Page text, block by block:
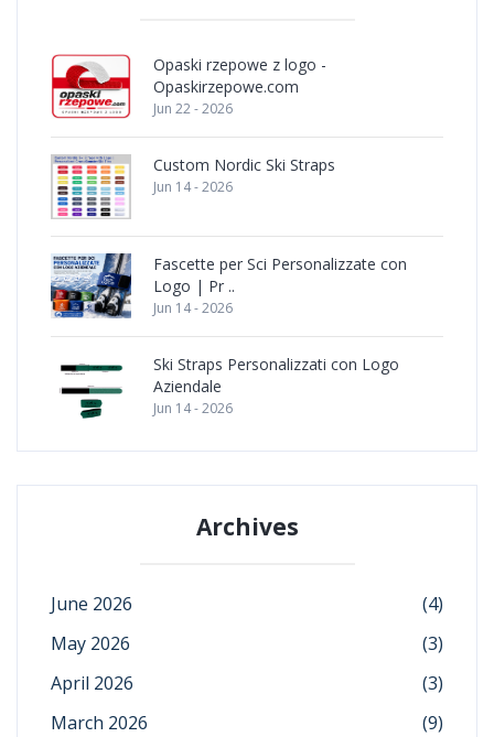
Opaski rzepowe z logo -
Opaskirzepowe.com
Jun 22 - 2026
Custom Nordic Ski Straps
Jun 14 - 2026
Fascette per Sci Personalizzate con
Logo | Pr ..
Jun 14 - 2026
Ski Straps Personalizzati con Logo
Aziendale
Jun 14 - 2026
Archives
June 2026
(4)
May 2026
(3)
April 2026
(3)
March 2026
(9)